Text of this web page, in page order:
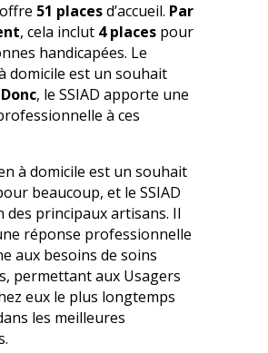
51 placesd’accueil. Par
, cela inclut 4 placespour
handicapées. Le
domicile est un souhait
Donc, le SSIAD apporte une
à ces
à domicile est un souhait
beaucoup, et le SSIAD
des principaux artisans. Il
réponse professionnelle
aux besoins de soins
permettant aux Usagers
eux le plus longtemps
les meilleures